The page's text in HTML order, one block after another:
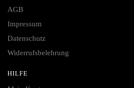
AGB
Impressum
Datenschutz
Widerrufsbelehrung
HILFE